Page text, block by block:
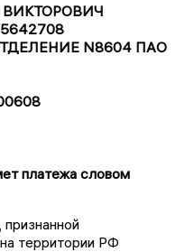
ВИКТОРОВИЧ
N8604 ПАО
платежа словом
территории РФ